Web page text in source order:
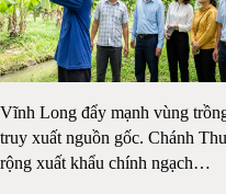
Vĩnh Long đẩy mạnh vùng
truy xuất nguồn gốc. Chánh
rộng xuất khẩu chính ngạch…